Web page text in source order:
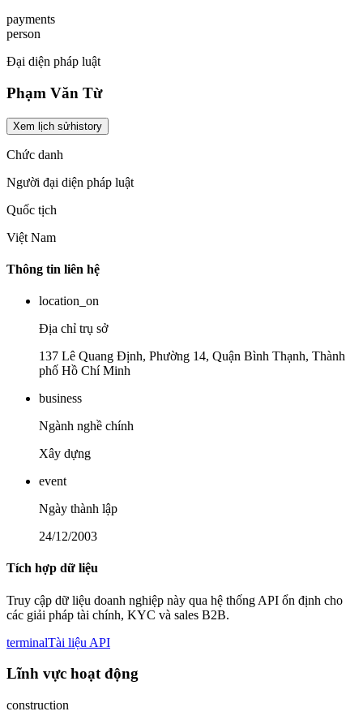
payments
person
Đại diện pháp luật
Phạm Văn Từ
Xem lịch sửhistory
Chức danh
Người đại diện pháp luật
Quốc tịch
Việt Nam
Thông tin liên hệ
location_on
Địa chỉ trụ sở
137 Lê Quang Định, Phường 14, Quận Bình Thạnh, Thành
phố Hồ Chí Minh
business
Ngành nghề chính
Xây dựng
event
Ngày thành lập
24/12/2003
Tích hợp dữ liệu
Truy cập dữ liệu doanh nghiệp này qua hệ thống API ổn định cho
các giải pháp tài chính, KYC và sales B2B.
terminalTài liệu API
Lĩnh vực hoạt động
construction